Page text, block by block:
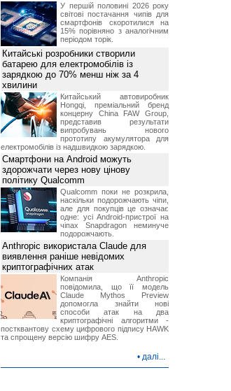
У першій половині 2026 року
світові постачання чипів для
смартфонів скоротилися на
15% порівняно з аналогічним
періодом торік.
Китайські розробники створили
батарею для електромобілів із
зарядкою до 70% менш ніж за 4
хвилини
Китайський автовиробник
Hongqi, преміальний бренд
концерну China FAW Group,
представив результати
випробувань нового
прототипу акумулятора для
електромобілів із надшвидкою зарядкою.
Смартфони на Android можуть
здорожчати через нову цінову
політику Qualcomm
Qualcomm поки не розкрила,
наскільки подорожчають чіпи,
але для покупців це означає
одне: усі Android-пристрої на
чіпах Snapdragon неминуче
подорожчають.
Anthropic використала Claude для
виявлення раніше невідомих
криптографічних атак
Компанія Anthropic
повідомила, що її модель
Claude Mythos Preview
допомогла знайти нові
способи атак на два
криптографічні алгоритми -
постквантову схему цифрового підпису HAWK
та спрощену версію шифру AES.
• далі...